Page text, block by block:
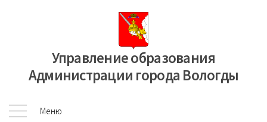
Управление образования
Администрации города Вологды
Меню
Меню